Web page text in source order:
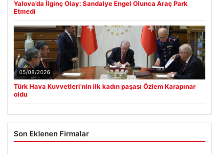
Yalova’da İlginç Olay: Sandalye Engel Olunca Araç Park
Etmedi
05/08/2026
Türk Hava Kuvvetleri’nin ilk kadın paşası Özlem Karapınar
oldu
Son Eklenen Firmalar